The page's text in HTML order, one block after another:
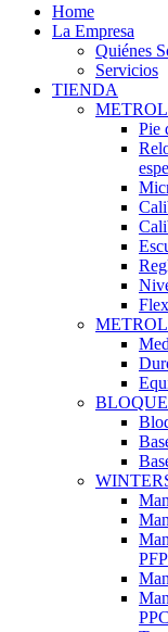
Home
La Empresa
Quiénes
Servicios
TIENDA
Pie
PFP